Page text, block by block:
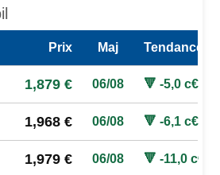
la station — comparaison à la
Prix Maj Tendance
1,879 € 06/08 🔻 -5,0 c€
1,968 € 06/08 🔻 -6,1 c€
1,979 € 06/08 🔻 -11,0 c€